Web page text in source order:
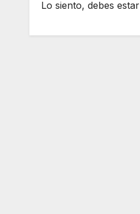
Lo siento, debes estar